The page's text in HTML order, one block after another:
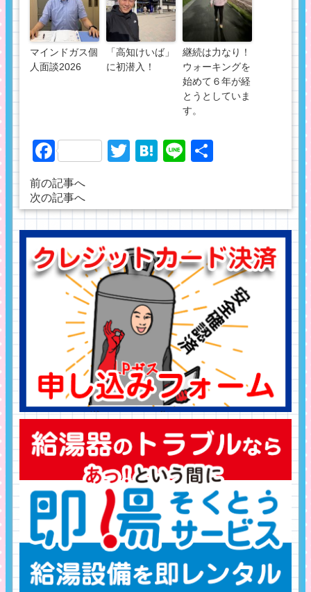
マインドガス個
人面談2026
「高知けいば」
に初潜入！
継続は力なり！
ウォーキングを
始めて６年が経
とうとしていま
す。
FacebookTwitter
Hatena
Line
前の記事へ
次の記事へ